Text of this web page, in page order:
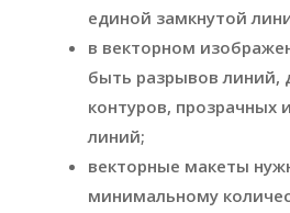
единой замкнутой
в векторном
быть разрывов линий,
контуров, прозрачных
линий;
векторные макеты
минимальному